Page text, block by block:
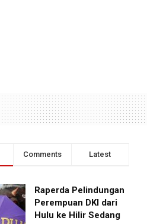
Comments Latest
Raperda Pelindungan
Perempuan DKI dari
Hulu ke Hilir Sedang